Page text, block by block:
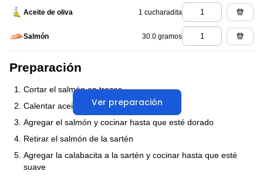
Aceite de oliva 1 cucharadita
Salmón 30.0 gramos
Ver preparación
Preparación
Cortar el salmón en trozos
Calentar aceite de oliva en una sartén
Agregar el salmón y cocinar hasta que esté dorado
Retirar el salmón de la sartén
Agregar la calabacita a la sartén y cocinar hasta que esté
suave